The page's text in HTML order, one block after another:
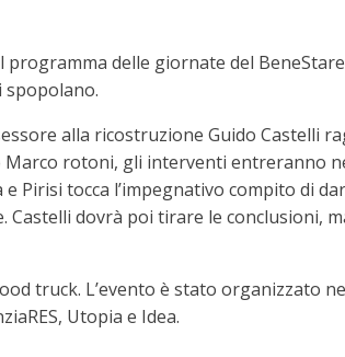
delle giornate del
alla ricostruzione Guido Castelli
rotoni, gli interventi entreranno
Pirisi tocca l’impegnativo compito di
Castelli dovrà poi tirare le conclusioni,
truck. L’evento è stato organizzato
Utopia e Idea.